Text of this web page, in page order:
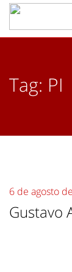
Tag: PI
6 de agosto
Gustavo